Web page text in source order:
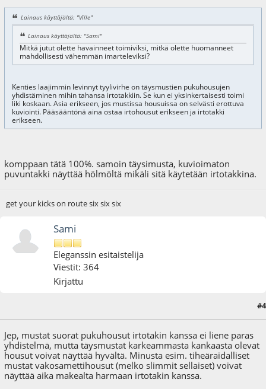
Lainaus käyttäjältä: "Ville"
Lainaus käyttäjältä: "Sami"
Mitkä jutut olette havainneet toimiviksi, mitkä olette huomanneet
mahdollisesti vähemmän imarteleviksi?
Kenties laajimmin levinnyt tyylivirhe on täysmustien pukuhousujen
yhdistäminen mihin tahansa irtotakkiin. Se kun ei yksinkertaisesti toimi
liki koskaan. Asia erikseen, jos mustissa housuissa on selvästi erottuva
kuviointi. Pääsääntönä aina ostaa irtohousut erikseen ja irtotakki
erikseen.
komppaan tätä 100%. samoin täysimusta, kuvioimaton
puvuntakki näyttää hölmöltä mikäli sitä käytetään irtotakkina.
get your kicks on route six six six
Sami
Eleganssin esitaistelija
Viestit: 364
Kirjattu
#4
Jep, mustat suorat pukuhousut irtotakin kanssa ei liene paras
yhdistelmä, mutta täysmustat karkeammasta kankaasta olevat
housut voivat näyttää hyvältä. Minusta esim. tiheäraidalliset
mustat vakosamettihousut (melko slimmit sellaiset) voivat
näyttää aika makealta harmaan irtotakin kanssa.